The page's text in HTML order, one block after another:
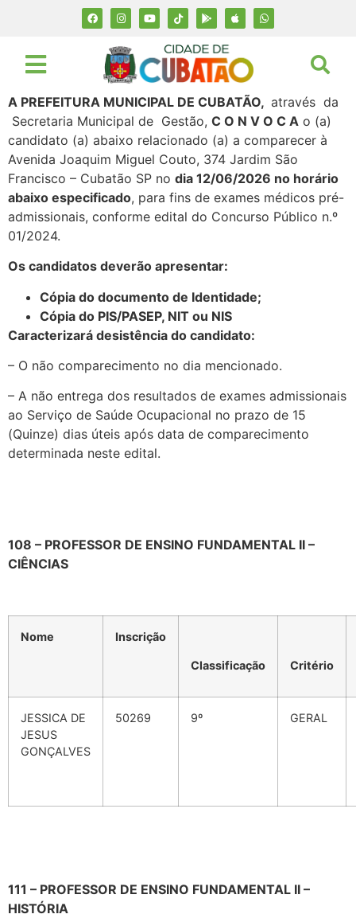
A PREFEITURA MUNICIPAL DE CUBATÃO, através da
Secretaria Municipal de Gestão, C O N V O C A o (a)
candidato (a) abaixo relacionado (a) a comparecer à
Avenida Joaquim Miguel Couto, 374 Jardim São
Francisco – Cubatão SP no dia 12/06/2026 no horário
abaixo especificado, para fins de exames médicos pré-
admissionais, conforme edital do Concurso Público n.º
01/2024.
Os candidatos deverão apresentar:
Cópia do documento de Identidade;
Cópia do PIS/PASEP, NIT ou NIS
Caracterizará desistência do candidato:
– O não comparecimento no dia mencionado.
– A não entrega dos resultados de exames admissionais
ao Serviço de Saúde Ocupacional no prazo de 15
(Quinze) dias úteis após data de comparecimento
determinada neste edital.
108 – PROFESSOR DE ENSINO FUNDAMENTAL II –
CIÊNCIAS
Nome Inscrição
Classificação Critério
JESSICA DE
JESUS
GONÇALVES
50269 9º GERAL
111 – PROFESSOR DE ENSINO FUNDAMENTAL II –
HISTÓRIA